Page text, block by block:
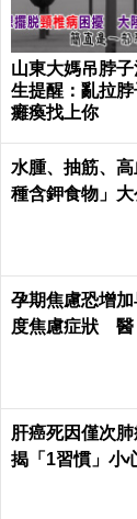
山東大媽吊脖
生提醒：亂拉
癱瘓找上你
水腫、抽筋、
種含鉀食物」
孕期焦慮恐增
度焦慮症狀 醫
肝癌死因僅次
揭「1習慣」小